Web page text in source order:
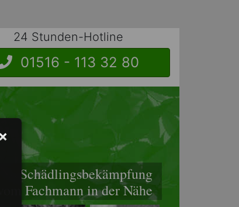
24 Stunden-Hotline
01516 - 113 32 80
Schädlingsbekämpfung
vom Fachmann in der Nähe